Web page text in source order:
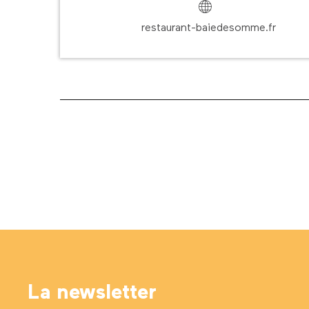
restaurant-baiedesomme.fr
La newsletter